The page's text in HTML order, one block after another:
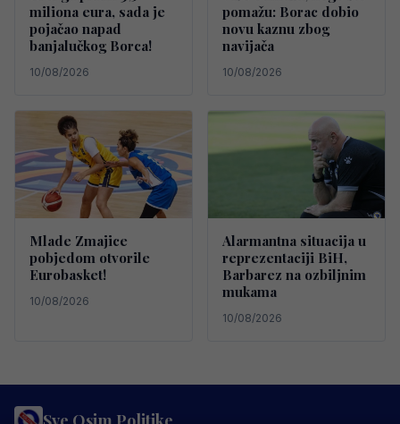
miliona eura, sada je
pojačao napad
banjalučkog Borca!
10/08/2026
pomažu: Borac dobio
novu kaznu zbog
navijača
10/08/2026
Mlade Zmajice
pobjedom otvorile
Eurobasket!
10/08/2026
Alarmantna situacija u
reprezentaciji BiH,
Barbarez na ozbiljnim
mukama
10/08/2026